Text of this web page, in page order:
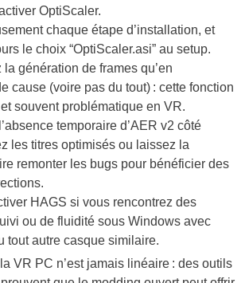
OptiScaler.
chaque étape d’installation, et
le choix “OptiScaler.asi” au setup.
la génération de frames qu’en
cause (voire pas du tout) : cette fonction
souvent problématique en VR.
temporaire d’AER v2 côté
les titres optimisés ou laissez la
remonter les bugs pour bénéficier des
HAGS si vous rencontrez des
ou de fluidité sous Windows avec
tout autre casque similaire.
VR PC n’est jamais linéaire : des outils